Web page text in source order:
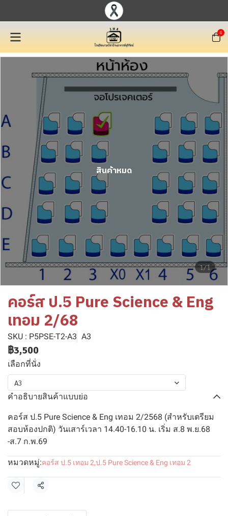
0
1/1
สินค้าหมด
คอร์ส ป.5 Pure Science & Eng
เทอม 2/68
SKU : P5PSE-T2-A3 A3
฿3,500
เลือกที่นั่ง
A3
คำอธิบายสินค้าแบบย่อ
คอร์ส ป.5 Pure Science & Eng เทอม 2/2568 (สำหรับเตรียม
สอบห้องปกติ) วันเสาร์เวลา 14.40-16.10 น. เริ่ม ส.8 พ.ย.68
-ส.7 ก.พ.69
หมวดหมู่:คอร์ส ป.5 เทอม 2,ป.5 Pure Science & Eng เทอม 2
แชร์